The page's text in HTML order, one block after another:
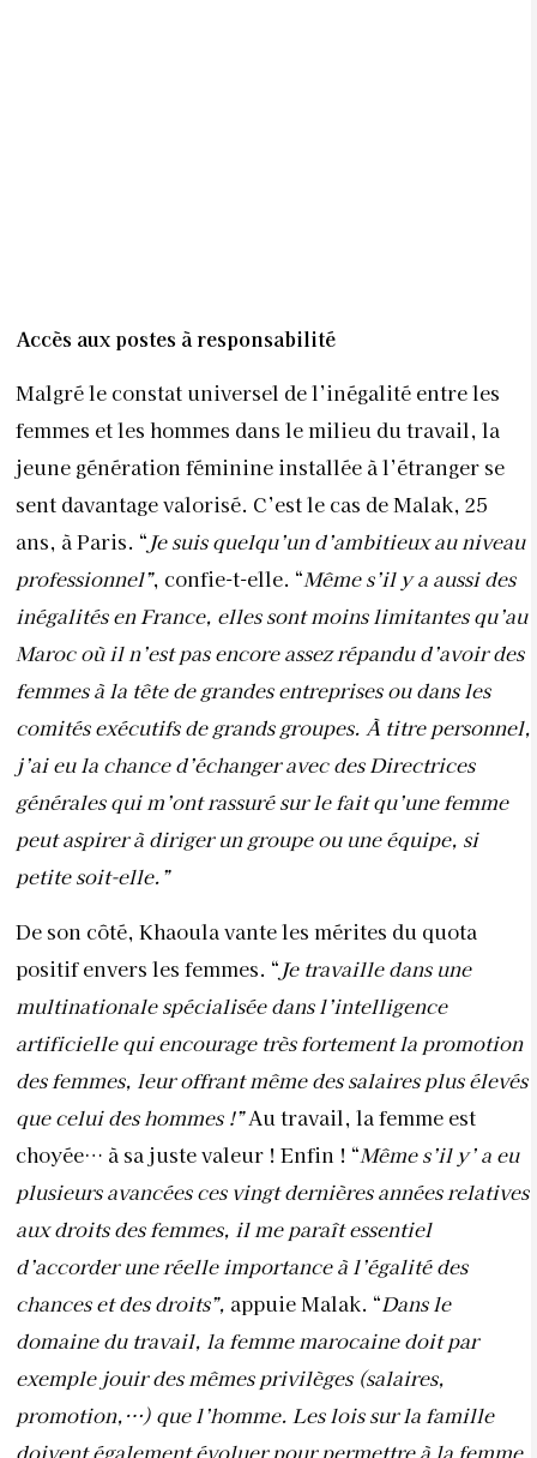
inégalités en France, elles sont moins limitantes qu’au
femmes à la tête de grandes entreprises ou dans les
comités exécutifs de grands groupes. À titre personnel,
j’ai eu la chance d’échanger avec des Directrices
générales qui m’ont rassuré sur le fait qu’une femme
peut aspirer à diriger un groupe ou une équipe, si
petite soit-elle.”
De son côté, Khaoula vante les mérites du quota
positif envers les femmes. “
Je travaille dans une
multinationale spécialisée dans
l’intelligence
artificielle qui encourage très fortement la promotion
des femmes, leur offrant même des sa
laires plus élevés
que celui des hommes !”
Au travail, la femme est
choyée… à sa juste valeur ! Enfin ! “
aux droits des femmes, il me paraît essentiel
d’accorder une réelle importance à l’égalité des
chances et des droits”,appuie Malak. “Dans le
domaine du travail, la femme marocaine doit par
exemple jouir des mêmes privilèges (salaires,
promotion,…) que l’homme. Les lois sur la famille
doivent également évoluer pour permettre à la femme
de justement concilier entre la vie de famille et la vie
professionnelle à l’instar de la protection de la femme
lors des congés de maternité”.Pour Batoul, le Maroc
est sur la voie de l’égalité. “L’optimisme persistant, la
détermination des femmes marocaines et le soutien
croissant de la société sont autant de facteurs qui nous
guident vers un avenir plus équitable où les droits des